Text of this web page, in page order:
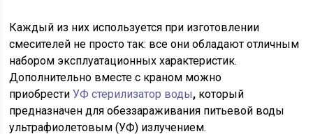
Каждый из них используется при изготовлении
смесителей не просто так: все они обладают отличным
набором эксплуатационных характеристик.
Дополнительно вместе с краном можно
приобрестиУФ стерилизатор воды, который
предназначен для обеззараживания питьевой воды
ультрафиолетовым (УФ) излучением.